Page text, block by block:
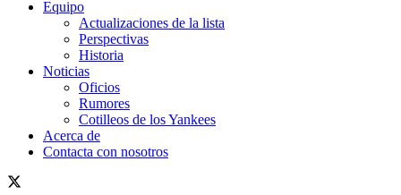
Equipo
Actualizaciones de la lista
Perspectivas
Historia
Noticias
Oficios
Rumores
Cotilleos de los Yankees
Acerca de
Contacta con nosotros